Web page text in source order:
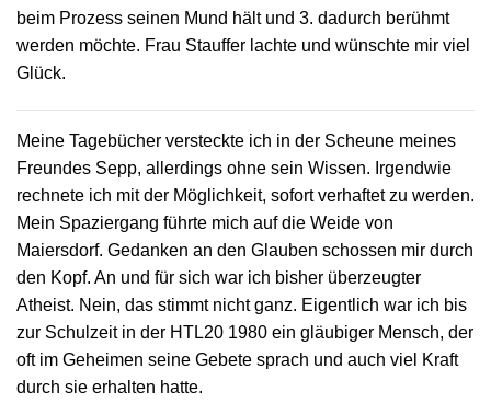
beim Prozess seinen Mund hält und 3. dadurch berühmt
werden möchte. Frau Stauffer lachte und wünschte mir viel
Glück.
Meine Tagebücher versteckte ich in der Scheune meines
Freundes Sepp, allerdings ohne sein Wissen. Irgendwie
rechnete ich mit der Möglichkeit, sofort verhaftet zu werden.
Mein Spaziergang führte mich auf die Weide von
Maiersdorf. Gedanken an den Glauben schossen mir durch
den Kopf. An und für sich war ich bisher überzeugter
Atheist. Nein, das stimmt nicht ganz. Eigentlich war ich bis
zur Schulzeit in der HTL20 1980 ein gläubiger Mensch, der
oft im Geheimen seine Gebete sprach und auch viel Kraft
durch sie erhalten hatte.